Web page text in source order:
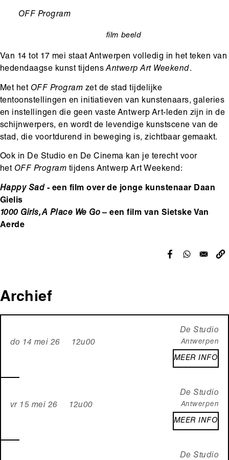
Ondertitel
OFF Program
film beeld
Van 14 tot 17 mei staat Antwerpen volledig in het teken van
hedendaagse kunst tijdensAntwerp Art Weekend.
Met het OFF Program zet de stad tijdelijke
tentoonstellingen en initiatieven van kunstenaars, galeries
en instellingen die geen vaste Antwerp Art-leden zijn in de
schijnwerpers, en wordt de levendige kunstscene van de
stad, die voortdurend in beweging is, zichtbaar gemaakt.
Ook in De Studio en De Cinema kan je terecht voor
het OFF Program tijdens Antwerp Art Weekend:
Happy Sad - een film over de jonge kunstenaar Daan
Gielis
1000 Girls, A Place We Go – een film van Sietske Van
Aerde
Archief
do 14 mei 26 12u00
De Studio
Antwerpen
MEER INFO
vr 15 mei 26 12u00
De Studio
Antwerpen
MEER INFO
De Studio